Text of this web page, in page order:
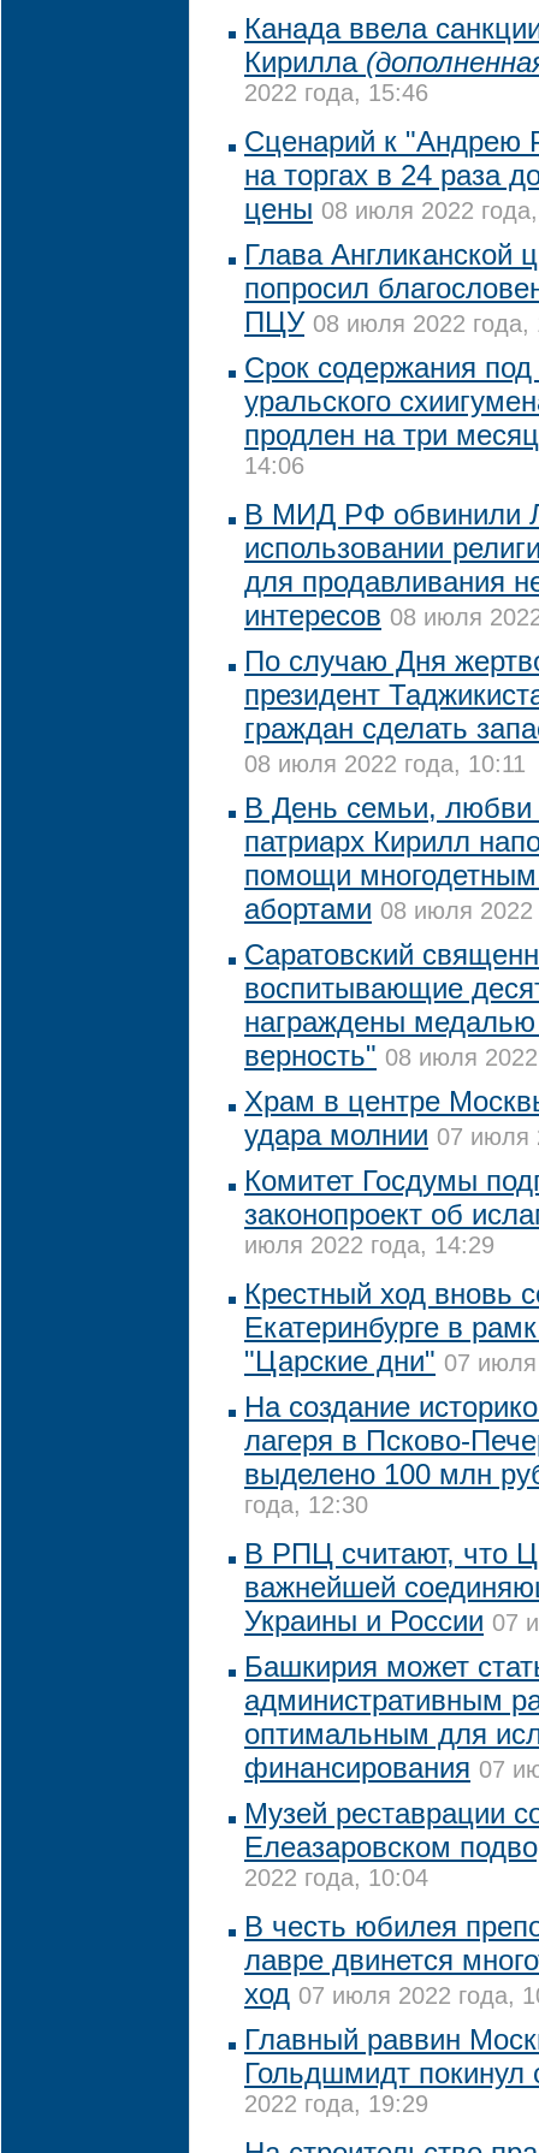
Канада ввела
Кирилла
2022 года, 15:46
Сценарий к "Андрею
на торгах в 24 раза
цены 08 июля 2022
Глава Англиканской
попросил
ПЦУ 08 июля 2022 года,
Срок содержания
уральского
продлен на три
14:06
В МИД РФ обвинили
использовании
для продавливания
интересов 08 июля
По случаю Дня
президент
граждан сделать
08 июля 2022 года, 10:11
В День семьи, любви
патриарх Кирилл
помощи
абортами 08 июля 2022
Саратовский
воспитывающие
награждены
верность" 08 июля
Храм в центре
удара молнии 07 июля
Комитет Госдумы
законопроект об
июля 2022 года, 14:29
Крестный ход вновь
Екатеринбурге в
"Царские дни" 07 июля
На создание
лагеря в Псково-
выделено 100 млн
года, 12:30
В РПЦ считают, что
важнейшей
Украины и России 07
Башкирия может
административным
оптимальным для
финансирования 07
Музей реставрации
Елеазаровском
2022 года, 10:04
В честь юбилея
лавре двинется
ход 07 июля 2022 года,
Главный раввин
Гольдшмидт покинул
2022 года, 19:29